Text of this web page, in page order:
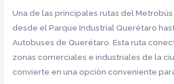
Una de las principales rutas del Metrobús
desde el Parque Industrial Querétaro
Autobuses de Querétaro. Esta ruta
zonas comerciales e industriales de la
convierte en una opción conveniente